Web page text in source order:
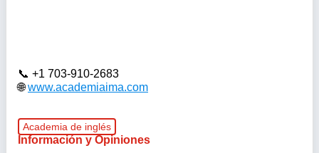
+1 703-910-2683
www.academiaima.com
Academia de inglés
Información y Opiniones